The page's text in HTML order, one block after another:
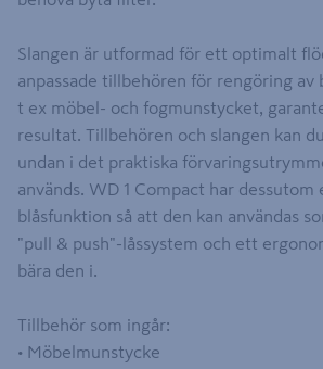
Slangen är utformad för ett optimalt
anpassade tillbehören för rengöring av
t ex möbel- och fogmunstycket,
resultat. Tillbehören och slangen kan
undan i det praktiska
används. WD 1 Compact har dessutom
blåsfunktion så att den kan användas
"pull & push"-låssystem och ett
bära den i.
Tillbehör som ingår:
• Möbelmunstycke